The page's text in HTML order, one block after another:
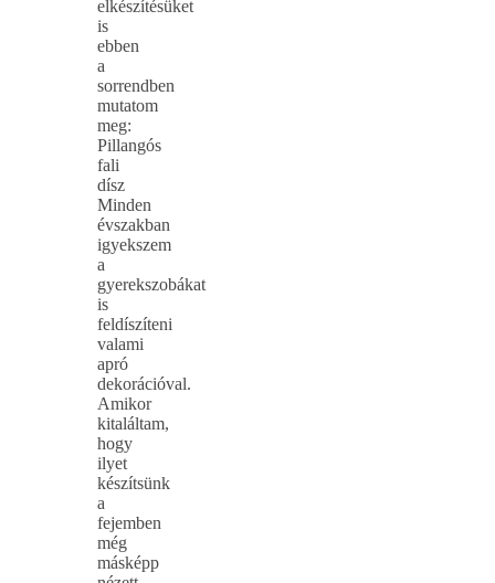
elkészítésüket
is
ebben
a
sorrendben
mutatom
meg:
Pillangós
fali
dísz
Minden
évszakban
igyekszem
a
gyerekszobákat
is
feldíszíteni
valami
apró
dekorációval.
Amikor
kitaláltam,
hogy
ilyet
készítsünk
a
fejemben
még
másképp